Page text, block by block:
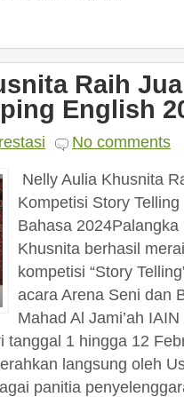
Raih
English
No comments
Nelly Aulia Khusnita
Kompetisi Story
Bahasa
Khusnita berhasil
kompetisi “Story
acara Arena Seni dan
Mahad Al Jami’ah
tanggal 1 hingga 12
langsung oleh
panitia